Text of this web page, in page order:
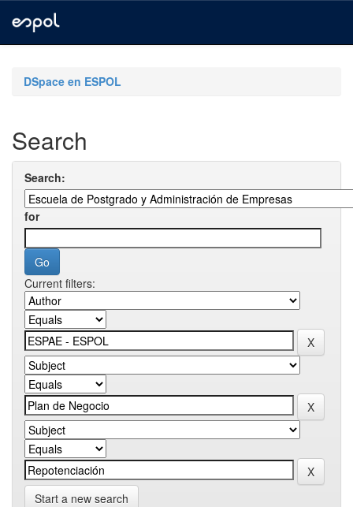
navigationDSpace en ESPOL
Search
Search:
for
Current filters:
Start a new search